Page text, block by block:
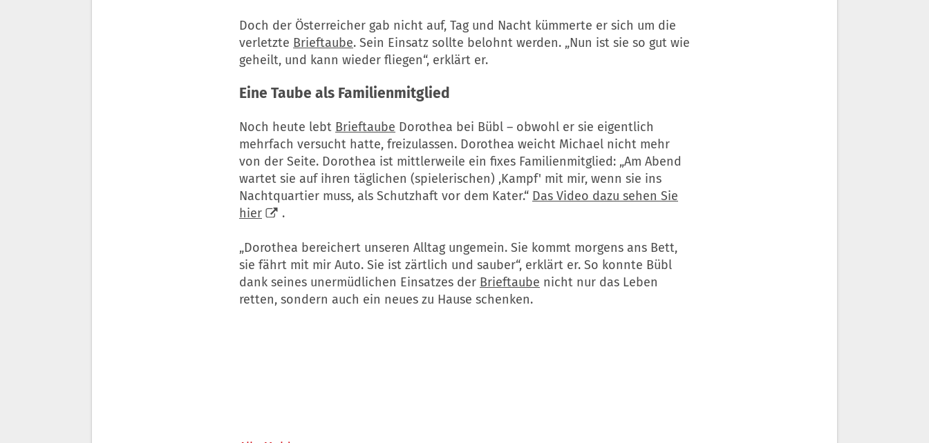
Doch der Österreicher gab nicht auf, Tag und Nacht kümmerte er sich um die
verletzte Brieftaube. Sein Einsatz sollte belohnt werden. „Nun ist sie so gut wie
geheilt, und kann wieder fliegen“, erklärt er.
Eine Taube als Familienmitglied
Noch heute lebt Brieftaube Dorothea bei Bübl – obwohl er sie eigentlich
mehrfach versucht hatte, freizulassen. Dorothea weicht Michael nicht mehr
von der Seite. Dorothea ist mittlerweile ein fixes Familienmitglied: „Am Abend
wartet sie auf ihren täglichen (spielerischen) ,Kampf' mit mir, wenn sie ins
Nachtquartier muss, als Schutzhaft vor dem Kater.“ Das Video dazu sehen Sie
hier
.
„Dorothea bereichert unseren Alltag ungemein. Sie kommt morgens ans Bett,
sie fährt mit mir Auto. Sie ist zärtlich und sauber“, erklärt er. So konnte Bübl
dank seines unermüdlichen Einsatzes der Brieftaube nicht nur das Leben
retten, sondern auch ein neues zu Hause schenken.